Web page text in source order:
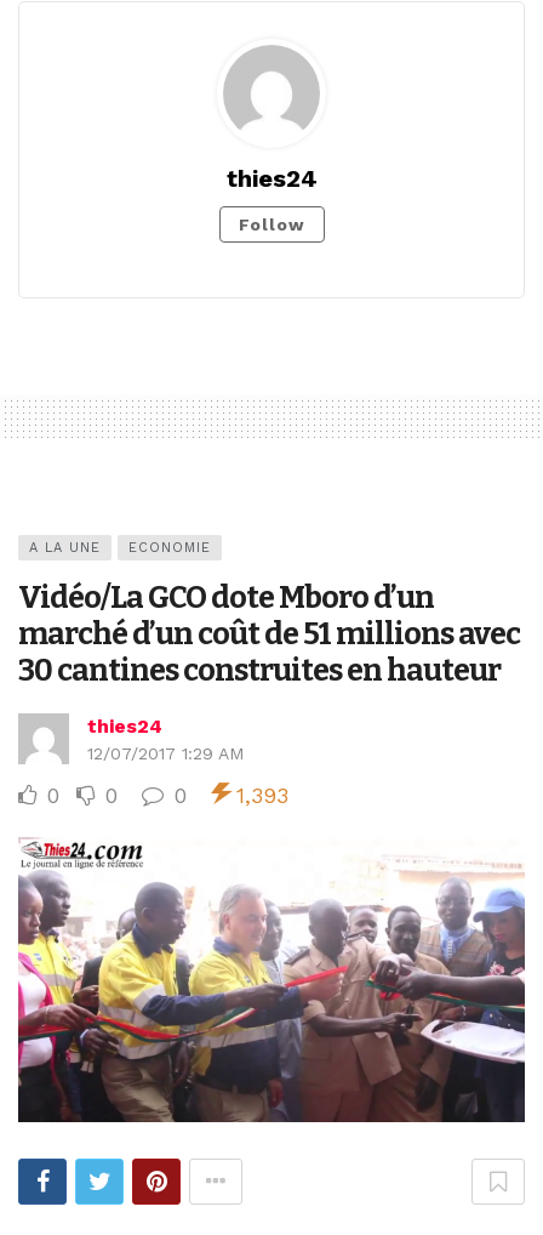
thies24
Follow
A LA UNE ECONOMIE
Vidéo/La GCO dote Mboro d’un
marché d’un coût de 51 millions avec
30 cantines construites en hauteur
thies24
12/07/2017 1:29 AM
0 0 0 1,393